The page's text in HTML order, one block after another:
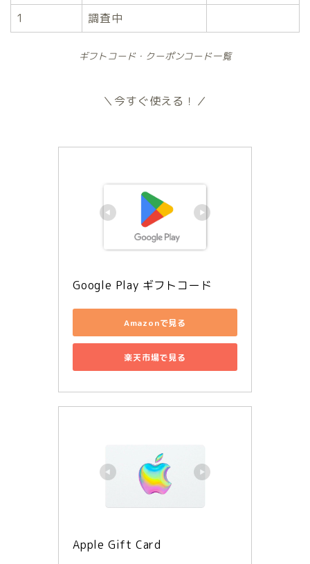
1 調査中
ギフトコード・クーポンコード一覧
＼今すぐ使える！／
Google Play ギフトコード
Amazonで見る
楽天市場で見る
Apple Gift Card